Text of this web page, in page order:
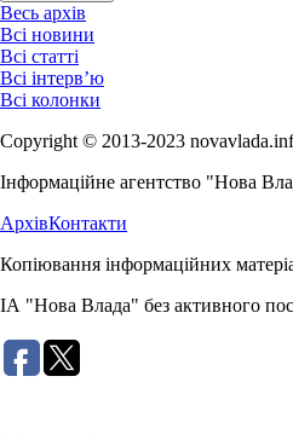
Весь архів
Всі новини
Всі статті
Всі інтерв’ю
Всі колонки
Copyright © 2013-2023
Інформаційне агентство "Нова
АрхівКонтакти
Копіювання інформаційних
ІА "Нова Влада" без активного